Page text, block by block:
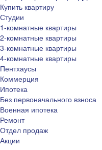
Купить квартиру
Студии
1-комнатные квартиры
2-комнатные квартиры
3-комнатные квартиры
4-комнатные квартиры
Пентхаусы
Коммерция
Ипотека
Без первоначального взноса
Военная ипотека
Ремонт
Отдел продаж
Акции